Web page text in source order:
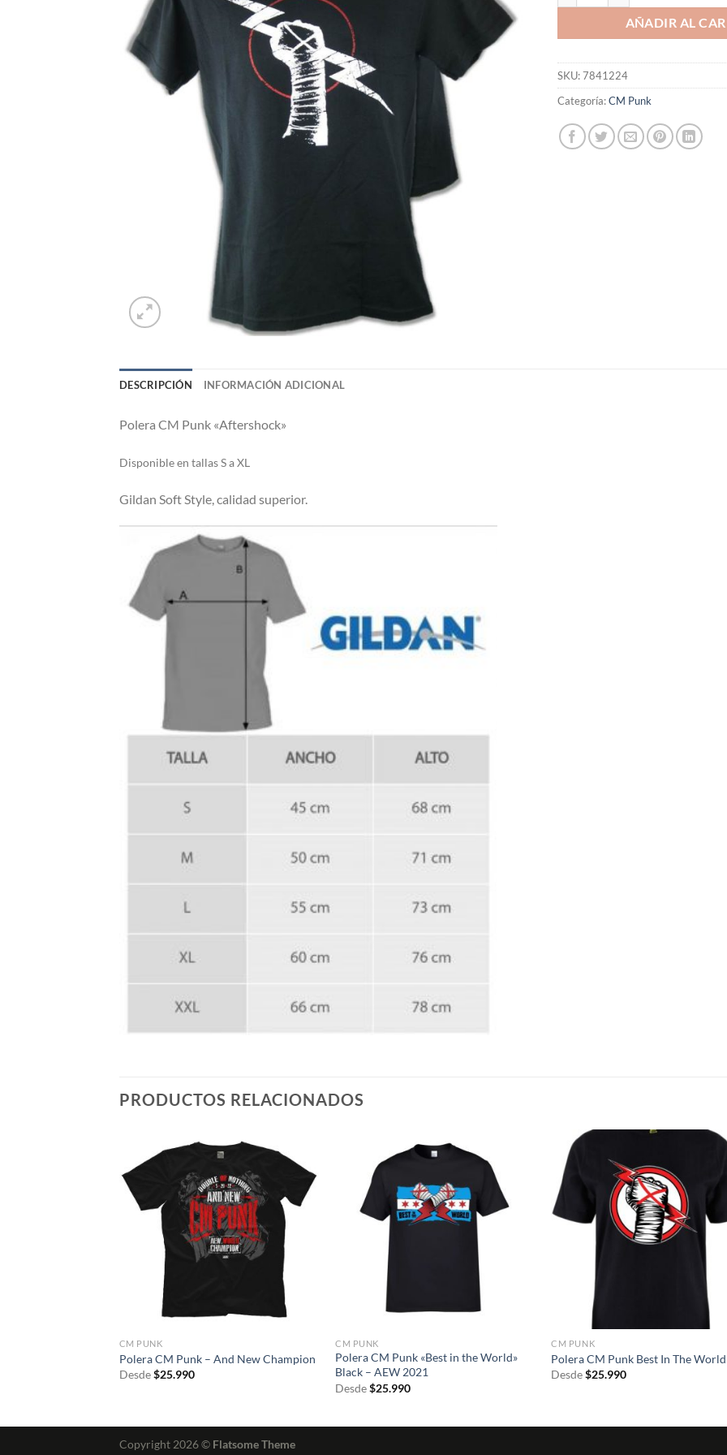
AÑADIR AL
SKU:7841224
Categoría:CM Punk
DESCRIPCIÓN INFORMACIÓN ADICIONAL
Polera CM Punk «Aftershock»
Disponible en tallas S a XL
Gildan Soft Style, calidad superior.
PRODUCTOS RELACIONADOS
CM PUNK
Polera CM Punk – And New Champion
Desde$25.990
CM PUNK
Polera CM Punk «Best in the World»
Black – AEW 2021
Desde$25.990
CM PUNK
Polera CM Punk Best In The World
Desde$25.990
Copyright 2026 © Flatsome Theme